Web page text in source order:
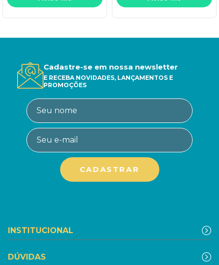
Cadastre-se em nossa newsletter
E RECEBA NOVIDADES, LANÇAMENTOS E
PROMOÇÕES
INSTITUCIONAL
DÚVIDAS